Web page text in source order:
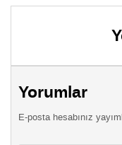
Yorumlar
E-posta hesabınız